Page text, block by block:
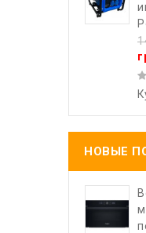
НОВЫЕ